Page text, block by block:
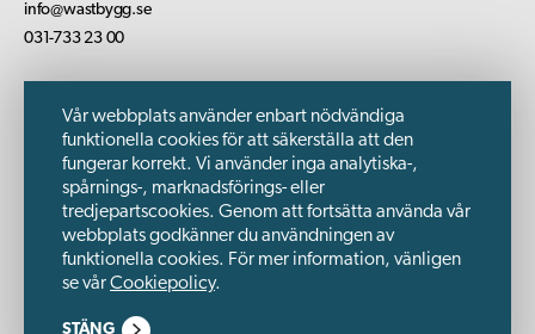
info@wastbygg.se
031-733 23 00
FÖLJ OSS PÅ
FÖR LEVERANTÖRER
VÅR INTEGRITETSPOLICY
Wästbygg Entreprenad AB. Adress: Johan Willins Gata 6, 416 64
Vår webbplats använder enbart nödvändiga
funktionella cookies för att säkerställa att den
fungerar korrekt. Vi använder inga analytiska-,
spårnings-, marknadsförings- eller
tredjepartscookies. Genom att fortsätta använda vår
webbplats godkänner du användningen av
funktionella cookies. För mer information, vänligen
se vårCookiepolicy.
STÄNG